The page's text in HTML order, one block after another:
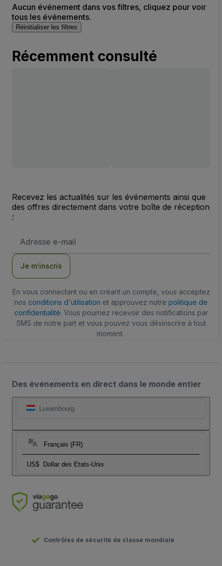
Aucun événement dans vos filtres, cliquez pour voir
tous les événements.
Réinitialiser les filtres
Récemment consulté
Recevez les actualités sur les événements ainsi que
des offres directement dans votre boîte de réception
:
e-
Je m’inscris
En vous connectant ou en créant un compte, vous acceptez
nos conditions d'utilisation et approuvez notre politique de
confidentialité. Vous pourriez recevoir des notifications par
SMS de notre part et vous pouvez vous désinscrire à tout
moment.
Des événements en direct dans le monde entier
Luxembourg
Français (FR)
US$ Dollar des Etats-Unis
Contrôles de sécurité de classe mondiale